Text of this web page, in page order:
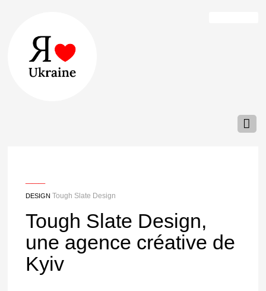
DESIGN Tough Slate Design
Tough Slate Design,
une agence créative de
Kyiv